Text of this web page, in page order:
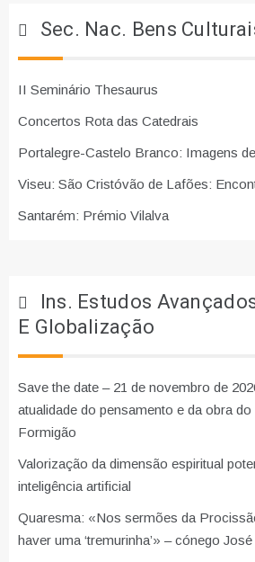
Sec. Nac. Bens
II Seminário Thesaurus
Concertos Rota das Catedrais
Portalegre-Castelo Branco: Imagens
Viseu: São Cristóvão de Lafões:
Santarém: Prémio Vilalva
Ins. Estudos
E Globalização
Save the date – 21 de novembro de
atualidade do pensamento e da obra do
Formigão
Valorização da dimensão espiritual
inteligência artificial
Quaresma: «Nos sermões da
haver uma ‘tremurinha’» – cónego